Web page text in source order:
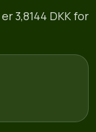
3,8144 DKK for